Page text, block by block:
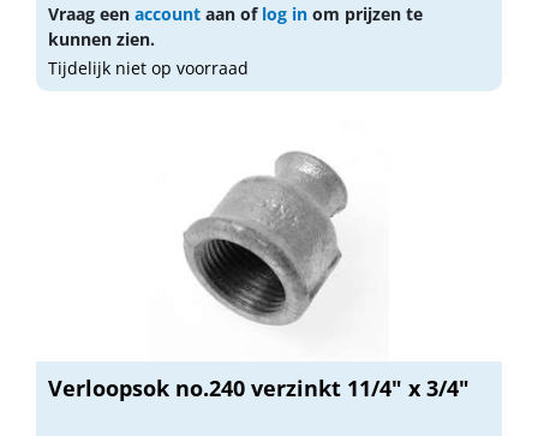
Vraag een account aan of log in om prijzen te
kunnen zien.
Tijdelijk niet op voorraad
Verloopsok no.240 verzinkt 11/4" x 3/4"